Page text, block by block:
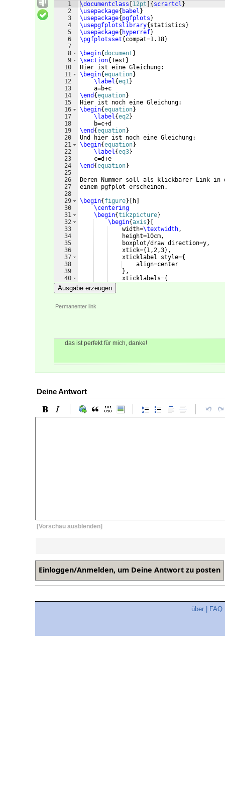
1
2
3
4
5
6
7
8
9
10
11
12
13
14
15
16
17
18
19
20
21
22
23
24
25
26
27
28
29
30
31
32
33
34
35
36
37
38
39
40
41
\documentclass 12pt { scrartcl }
\usepackage{ babel }
\usepackage{ pgfplots }
\usepgfplotslibrary{ statistics }
\usepackage{ hyperref}
\pgfplotsset{ compat=1.18}
\begin{document }
\section{Test }
Hier ist eine Gleichung:
\begin{equation}
\label{eq1}
    a=b+c
\end {equation}
Hier ist noch eine Gleichung:
\begin{equation}
\label{eq2}
    b=c+d
\end {equation}
Und hier ist noch eine Gleichung:
\begin{equation}
\label{eq3}
    c=d+e
\end {equation}
Deren Nummer soll als klickbarer Link
einem pgfplot erscheinen.
\begin{ figure} h
\centering
\begin{tikzpicture}
\begin{axis }
    width=
\textwidth,
    height=10cm,
    boxplot/draw direction=y,
    xtick=
{ 1,2,3} ,
    xticklabel style=
{
    align=center
} ,
    xticklabels=
{
Ausgabe erzeugen
Permanenter link
das ist perfekt für mich, danke!
Deine Antwort
[Vorschau ausblenden]
über FAQ